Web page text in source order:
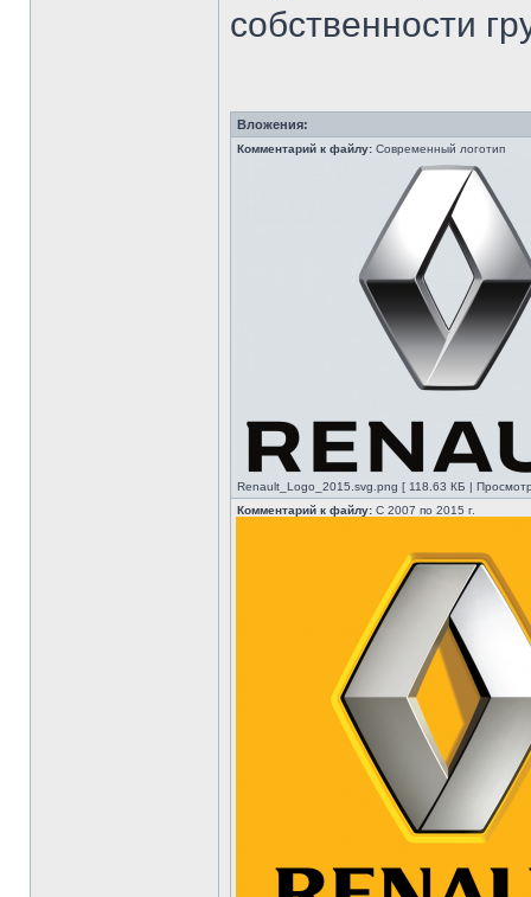
собственности
Вложения:
Комментарий к файлу: Современный логотип
Renault_Logo_2015.svg.png [ 118.63 КБ |
Комментарий к файлу: С 2007 по 2015 г.